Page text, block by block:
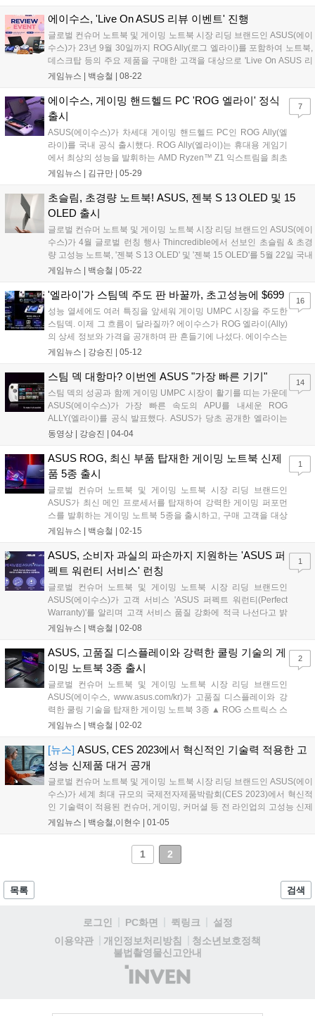
당 노트북은 법원 소유이며, 실시간 녹취록에 사용되었다"라고 정
정됐다....
에이수스, 'Live On ASUS 리뷰 이벤트' 진행
글로벌 컨슈머 노트북 및 게이밍 노트북 시장 리딩 브랜드인 ASUS(에이
수스)가 23년 9월 30일까지 ROG Ally(로그 엘라이)를 포함하여 노트북,
데스크탑 등의 주요 제품을 구매한 고객을 대상으로 'Live On ASUS 리
뷰 이벤트'를 진행한다. 이번 행사는 로그 엘라이 및 ROG 라인업을 포함
전 제품을 대상으로 한다....
게임뉴스 | 백승철 08-22
에이수스, 게이밍 핸드헬드 PC 'ROG 엘라이' 정식
출시
ASUS(에이수스)가 차세대 게이밍 핸드헬드 PC인 ROG Ally(엘
라이)를 국내 공식 출시했다. ROG Ally(엘라이)는 휴대용 게임기
에서 최상의 성능을 발휘하는 AMD Ryzen™ Z1 익스트림을 최초
로 탑재했다. AMD Ryzen™ Z1 익스트림은 AMD RDNA 3 아키
16스레드...
게임뉴스 | 김규만 05-29
7
초슬림, 초경량 노트북! ASUS, 젠북 S 13 OLED 및 15
OLED 출시
글로벌 컨슈머 노트북 및 게이밍 노트북 시장 리딩 브랜드인 ASUS(에이
수스)가 4월 글로벌 런칭 행사 Thincredible에서 선보인 초슬림 & 초경
량 고성능 노트북, '젠북 S 13 OLED' 및 '젠북 15 OLED'를 5월 22일 국내
공식 출시했다. 젠북 S 13 OLED는 10.9mm의 초슬림한 두께와 1kg의
께를 자랑하는 제품이다....
게임뉴스 | 백승철 05-22
'엘라이'가 스팀덱 주도 판 바꿀까, 초고성능에 $699
성능 열세에도 여러 특징을 앞세워 게이밍 UMPC 시장을 주도한
스팀덱. 이제 그 흐름이 달라질까? 에이수스가 ROG 엘라이(Ally)
의 상세 정보와 가격을 공개하며 판 흔들기에 나섰다. 에이수스는
11일 ROG 엘라이 런치 이벤트를 진행, 기기의 스펙과 출시 가격
공정에 8코어 16쓰레드...
게임뉴스 | 강승진 05-12
16
스팀 덱 대항마? 이번엔 ASUS "가장 빠른 기기"
스팀 덱의 성공과 함께 게이밍 UMPC 시장이 활기를 띠는 가운데
ASUS(에이수스)가 가장 빠른 속도의 APU를 내세운 ROG
ALLY(엘라이)를 공식 발표했다. ASUS가 당초 공개한 엘라이는
만우절 장난쯤으로 여겨졌다. 공개한 날짜는 4월 1일. 여기에 이
로 치부됐다. 하지만 ASUS...
동영상 | 강승진 04-04
14
ASUS ROG, 최신 부품 탑재한 게이밍 노트북 신제
품 5종 출시
글로벌 컨슈머 노트북 및 게이밍 노트북 시장 리딩 브랜드인
ASUS가 최신 메인 프로세서를 탑재하여 강력한 게이밍 퍼포먼
스를 발휘하는 게이밍 노트북 5종을 출시하고, 구매 고객을 대상
으로 이벤트를 진행한다고 밝혔다. 금일 출시된 신제품 5종은 ▲
스 G16 및 G18, ▲ TUF 게이밍 F17이며, 전 제품 모두 기본 1년
의 보증 기간 내 1회에 한해서 소비자 과실로 인한 파손 수리비 전
액을 지원하는 ASUS 퍼펙트 워런티(Perfect Warranty) 서비스가
적용된다....
게임뉴스 | 백승철 02-15
1
ASUS, 소비자 과실의 파손까지 지원하는 'ASUS 퍼
펙트 워런티 서비스' 런칭
글로벌 컨슈머 노트북 및 게이밍 노트북 시장 리딩 브랜드인
ASUS(에이수스)가 고객 서비스 'ASUS 퍼펙트 워런티(Perfect
Warranty)'를 알리며 고객 서비스 품질 강화에 적극 나선다고 밝
혔다. ASUS 퍼펙트 워런티는 2023년부터 출시되는 신제품 노트
한 제품 파손이 발생한 경우에도 자재비 및 인건비를 포함한 수리
비 전액을 에이수스에서 부담하는 서비스다....
게임뉴스 | 백승철 02-08
1
ASUS, 고품질 디스플레이와 강력한 쿨링 기술의 게
이밍 노트북 3종 출시
글로벌 컨슈머 노트북 및 게이밍 노트북 시장 리딩 브랜드인
ASUS(에이수스, www.asus.com/kr)가 고품질 디스플레이와 강
력한 쿨링 기술을 탑재한 게이밍 노트북 3종 ▲ ROG 스트릭스 스
카 18, ▲ ROG 스트릭스 스카 16, ▲ ROG 제피러스 M16을 공식
ROG 스트릭스 스카 18 및 ROG 스트릭스 스카 16은 압도적인 게
이밍 성능을 자랑하는 ROG 스트릭스 최상위 라인업의 노트북으
로, 고사양을 요구하는 AAA 게임뿐만 아니라 쾌적한 환경이 필요
한 E-Sports 게이머들에게도 적합하다....
게임뉴스 | 백승철 02-02
2
[뉴스] ASUS, CES 2023에서 혁신적인 기술력 적용한 고
성능 신제품 대거 공개
글로벌 컨슈머 노트북 및 게이밍 노트북 시장 리딩 브랜드인 ASUS(에이
수스)가 세계 최대 규모의 국제전자제품박람회(CES 2023)에서 혁신적
인 기술력이 적용된 컨슈머, 게이밍, 커머셜 등 전 라인업의 고성능 신제
품 노트북을 대거 공개했다. 최신 프로세서의 뛰어난 성능이번에 선보인
즈 CPU와 엔비디아 지포스 RTX 40시리즈 GPU 등이 탑재됐다. 고사양
의 게임부터 영상 편집을 비롯한 창작 작업, 멀티태스킹 등에서 더욱 신
게임뉴스 | 백승철,이현수 01-05
1 2
목록 검색
로그인 PC화면 퀵링크
설정
이용약관
개인정보처리방침
청소년보호정책
불법촬영물신고안내
(주)
인